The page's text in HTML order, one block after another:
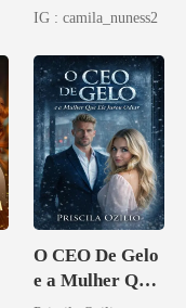
Inclusive Ela
IG : camila_nuness2
O CEO De Gelo
e a Mulher Que